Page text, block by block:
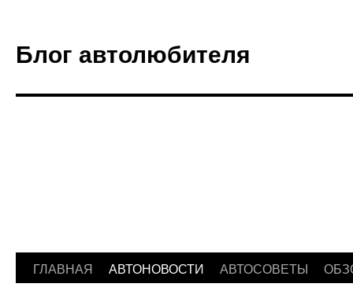
Блог автолюбителя
Перейти
ГЛАВНАЯ АВТОНОВОСТИ АВТОСОВЕТЫ